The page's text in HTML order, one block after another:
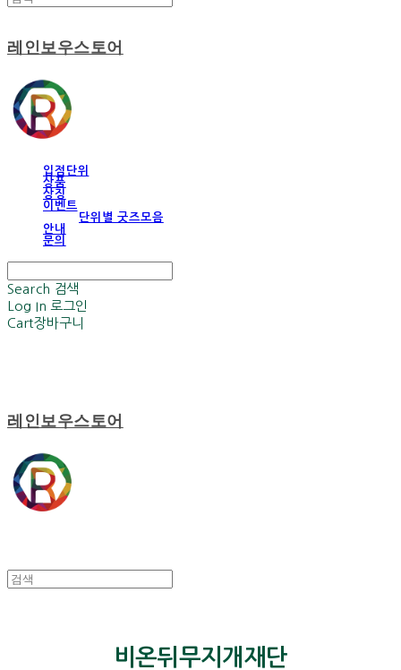
레인보우스토어
입점단위
상품
상징
이벤트
단위별 굿즈모음
안내
문의
Search 검색
Log In 로그인
Cart장바구니
레인보우스토어
비온뒤무지개재단